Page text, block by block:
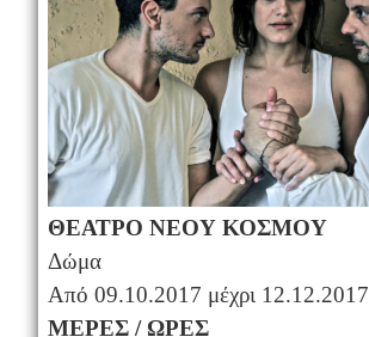
ΘΕΑΤΡΟ ΝΕΟΥ ΚΟΣΜΟΥ
Δώμα
Από 09.10.2017 μέχρι 12.12.2017
ΜΕΡΕΣ / ΩΡΕΣ